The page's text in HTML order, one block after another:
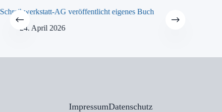
Schreibwerkstatt-AG veröffentlicht eigenes Buch
24. April 2026
ImpressumDatenschutz